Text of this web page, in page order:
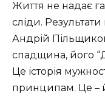
Життя не надає
сліди. Результати
Андрій
спадщина, його
Це історія
принципам. Це –